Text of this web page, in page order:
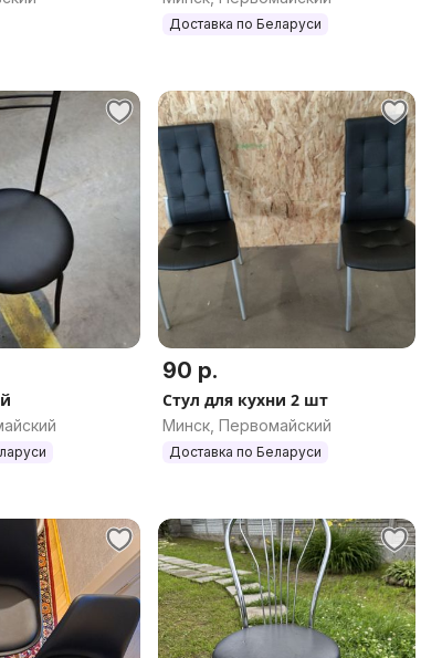
Доставка по Беларуси
90 р.
Стул для кухни 2 шт
Минск, Первомайский
Доставка по Беларуси